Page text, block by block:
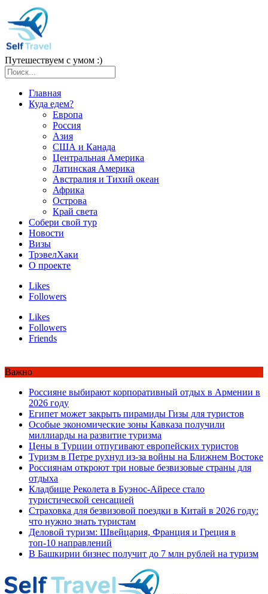
Путешествуем с умом :)
Главная
Куда едем?
Европа
Россия
Азия
США и Канада
Центральная Америка
Латинская Америка
Австралия и Тихий океан
Африка
Острова
Край света
Собери свой тур
Новости
Визы
ТрэвелХаки
О проекте
Likes
Followers
Likes
Followers
Friends
Важно
Россияне выбирают корпоративный отдых в Армении в
2026 году
Египет может закрыть пирамиды Гизы для туристов
Особые экономические зоны Кавказа получили
миллиарды на развитие туризма
Цены в Турции отпугивают европейских туристов
Туризм в Петре рухнул из-за войны на Ближнем Востоке
Россиянам откроют три новые безвизовые страны для
отдыха
Кладбище Реколета в Буэнос-Айресе стало
туристической сенсацией
Страховка для безвизовой поездки в Китай в 2026 году:
что нужно знать туристам
Деловой туризм: Швейцария, Франция и Греция в
топ-10 направлений
В Башкирии бизнес получит до 7 млн рублей на туризм